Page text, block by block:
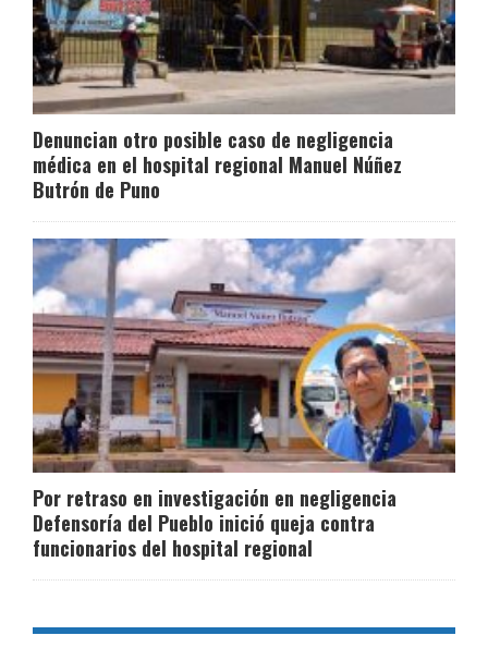
Denuncian otro posible caso de negligencia
médica en el hospital regional Manuel Núñez
Butrón de Puno
Por retraso en investigación en negligencia
Defensoría del Pueblo inició queja contra
funcionarios del hospital regional